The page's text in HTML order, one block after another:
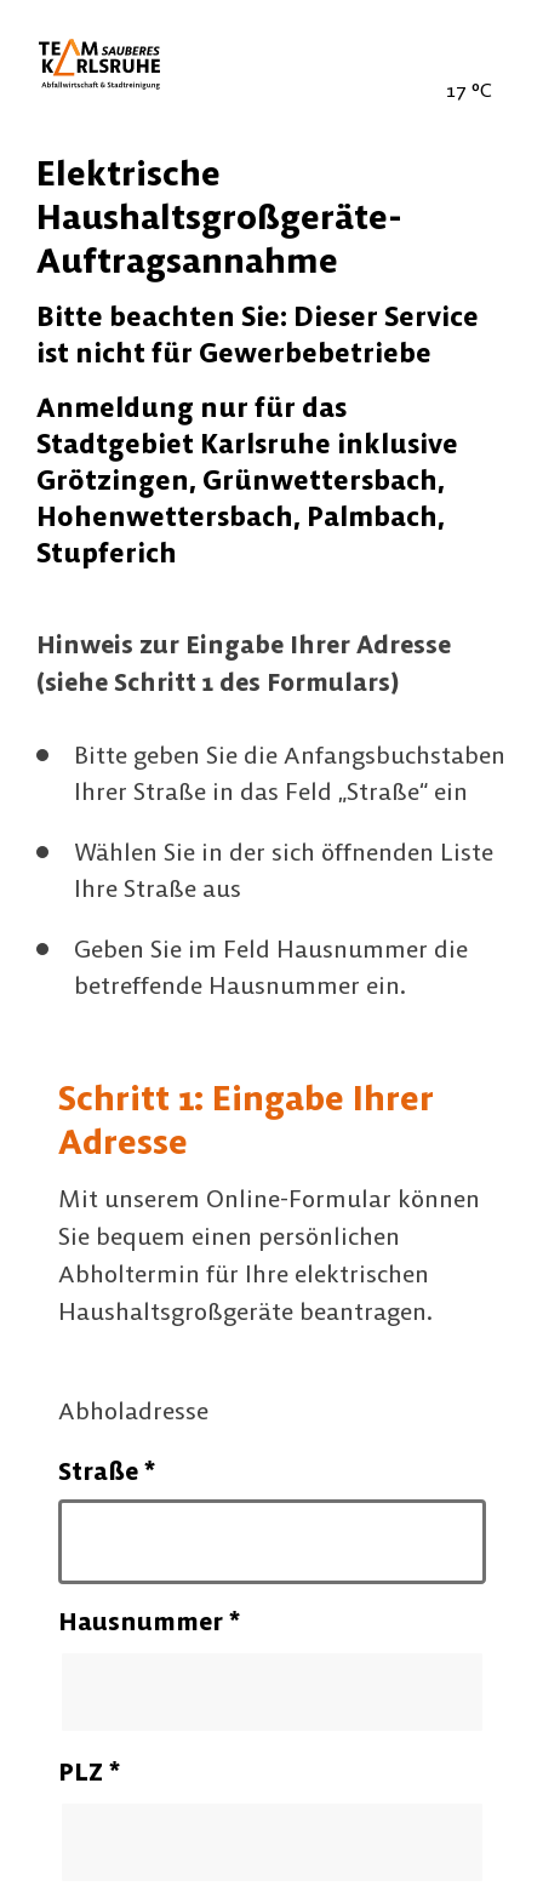
17 °C
Elektrische
Haushaltsgroßgeräte-
Auftragsannahme
Bitte beachten Sie: Dieser Service
ist nicht für Gewerbebetriebe
Anmeldung nur für das
Stadtgebiet Karlsruhe inklusive
Grötzingen, Grünwettersbach,
Hohenwettersbach, Palmbach,
Stupferich
Hinweis zur Eingabe Ihrer Adresse
(siehe Schritt 1 des Formulars)
Bitte geben Sie die Anfangsbuchstaben
Ihrer Straße in das Feld „Straße“ ein
Wählen Sie in der sich öffnenden Liste
Ihre Straße aus
Geben Sie im Feld Hausnummer die
betreffende Hausnummer ein.